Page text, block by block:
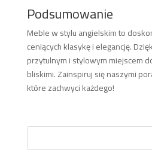
Podsumowanie
Meble w stylu angielskim to
ceniących klasykę i elegancję.
przytulnym i stylowym miejscem
bliskimi. Zainspiruj się naszymi
które zachwyci każdego!